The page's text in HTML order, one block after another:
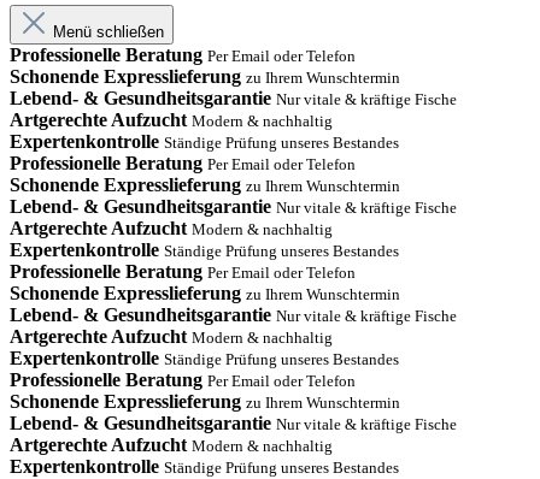
Menü schließen
Professionelle Beratung Per Email oder Telefon
Schonende Expresslieferung zu Ihrem Wunschtermin
Lebend- & Gesundheitsgarantie Nur vitale & kräftige Fische
Artgerechte Aufzucht Modern & nachhaltig
Expertenkontrolle Ständige Prüfung unseres Bestandes
Professionelle Beratung Per Email oder Telefon
Schonende Expresslieferung zu Ihrem Wunschtermin
Lebend- & Gesundheitsgarantie Nur vitale & kräftige Fische
Artgerechte Aufzucht Modern & nachhaltig
Expertenkontrolle Ständige Prüfung unseres Bestandes
Professionelle Beratung Per Email oder Telefon
Schonende Expresslieferung zu Ihrem Wunschtermin
Lebend- & Gesundheitsgarantie Nur vitale & kräftige Fische
Artgerechte Aufzucht Modern & nachhaltig
Expertenkontrolle Ständige Prüfung unseres Bestandes
Professionelle Beratung Per Email oder Telefon
Schonende Expresslieferung zu Ihrem Wunschtermin
Lebend- & Gesundheitsgarantie Nur vitale & kräftige Fische
Artgerechte Aufzucht Modern & nachhaltig
Expertenkontrolle Ständige Prüfung unseres Bestandes